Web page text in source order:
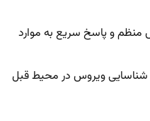
منظم و پاسخ سریع به موارد
ویروس در محیط قبل